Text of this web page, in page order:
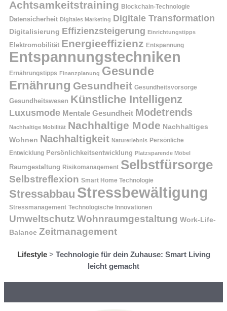
Achtsamkeitstraining Blockchain-Technologie
Datensicherheit Digitales Marketing Digitale Transformation
Digitalisierung Effizienzsteigerung Einrichtungstipps
Elektromobilität Energieeffizienz Entspannung
Entspannungstechniken
Ernährungstipps Finanzplanung Gesunde
Ernährung Gesundheit Gesundheitsvorsorge
Gesundheitswesen Künstliche Intelligenz
Luxusmode Mentale Gesundheit Modetrends
Nachhaltige Mobilität Nachhaltige Mode Nachhaltiges
Wohnen Nachhaltigkeit Naturerlebnis Persönliche
Entwicklung Persönlichkeitsentwicklung Platzsparende Möbel
Raumgestaltung Risikomanagement Selbstfürsorge
Selbstreflexion Smart Home Technologie
Stressabbau Stressbewältigung
Stressmanagement Technologische Innovationen
Umweltschutz Wohnraumgestaltung Work-Life-
Balance Zeitmanagement
Lifestyle> Technologie für dein Zuhause: Smart Living
leicht gemacht